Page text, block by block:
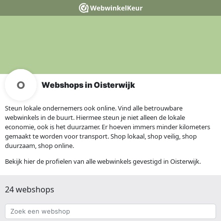
Webshops in Oisterwijk
Steun lokale ondernemers ook online. Vind alle betrouwbare
webwinkels in de buurt. Hiermee steun je niet alleen de lokale
economie, ook is het duurzamer. Er hoeven immers minder kilometers
gemaakt te worden voor transport. Shop lokaal, shop veilig, shop
duurzaam, shop online.
Bekijk hier de profielen van alle webwinkels gevestigd in Oisterwijk.
24 webshops
Zoek
een